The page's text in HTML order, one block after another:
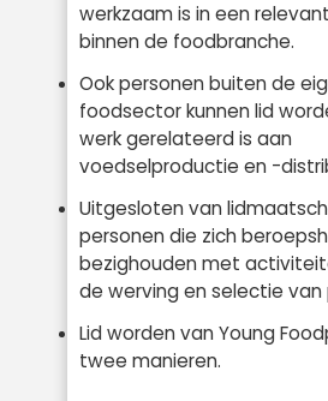
werkzaam is in een
binnen de foodbranche.
Ook personen buiten de
foodsector kunnen lid
werk gerelateerd is aan
voedselproductie en -
Uitgesloten van
personen die zich
bezighouden met
de werving en selectie van
Lid worden van Young
twee manieren.